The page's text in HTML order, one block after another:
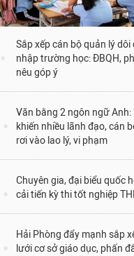
Sắp xếp cán bộ quản lý
nhập trường học: ĐBQH,
nêu góp ý
Văn bằng 2 ngôn ngữ Anh:
khiến nhiều lãnh đạo, cán
rơi vào lao lý, vi phạm
Chuyên gia, đại biểu quốc
cải tiến kỳ thi tốt nghiệp
Hải Phòng đẩy mạnh sắp
lưới cơ sở giáo dục, phấn